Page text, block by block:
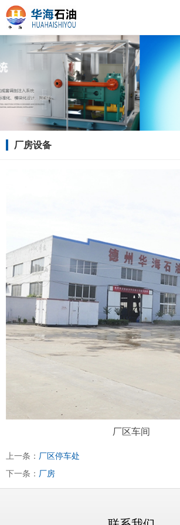
厂房设备
厂区车间
上一条： 厂区停车处
下一条： 厂房